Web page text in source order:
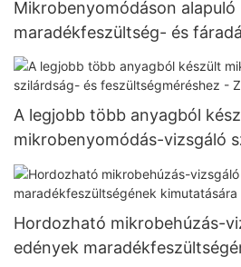
Mikrobenyomódáson alapuló
maradékfeszültség- és
A legjobb több anyagból
mikrobenyomódás-vizsgáló
feszültségméréshez -
Hordozható mikrobehúzás-
edények